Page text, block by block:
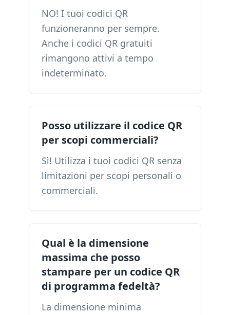
NO! I tuoi codici QR
funzioneranno per sempre.
Anche i codici QR gratuiti
rimangono attivi a tempo
indeterminato.
Posso utilizzare il codice QR
per scopi commerciali?
Sì! Utilizza i tuoi codici QR senza
limitazioni per scopi personali o
commerciali.
Qual è la dimensione
massima che posso
stampare per un codice QR
di programma fedeltà?
La dimensione minima